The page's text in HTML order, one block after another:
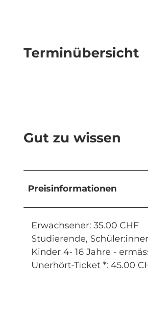
Terminübersicht
Gut zu wissen
Preisinformationen
Erwachsener: 35.00 CHF
Studierende,
Kinder 4- 16 Jahre -
Unerhört-Ticket *: 45.00